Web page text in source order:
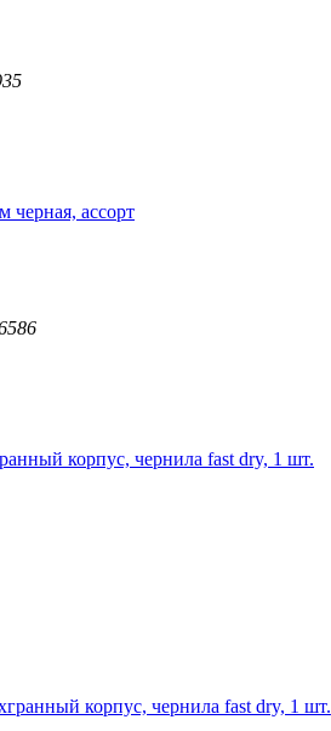
черная, ассорт
корпус, чернила fast dry, 1 шт.
корпус, чернила fast dry, 1 шт.